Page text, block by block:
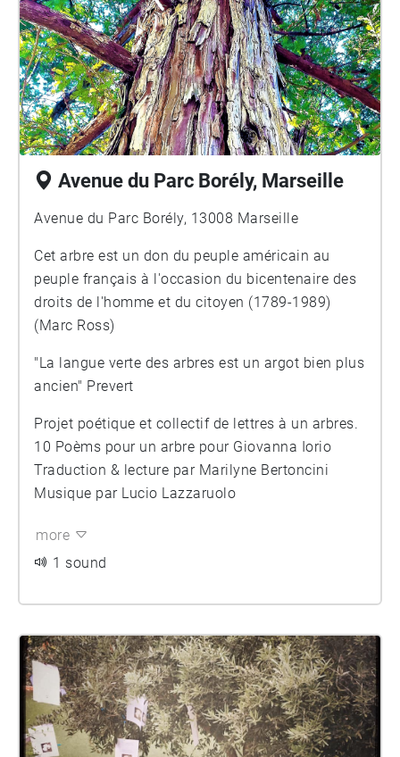
Avenue du Parc Borély, Marseille
Avenue du Parc Borély, 13008 Marseille
Cet arbre est un don du peuple américain au
peuple français à l'occasion du bicentenaire des
droits de l'homme et du citoyen (1789-1989)
(Marc Ross)
"La langue verte des arbres est un argot bien plus
ancien" Prevert
Projet poétique et collectif de lettres à un arbres.
10 Poèms pour un arbre pour Giovanna Iorio
Traduction & lecture par Marilyne Bertoncini
Musique par Lucio Lazzaruolo
more
1 sound